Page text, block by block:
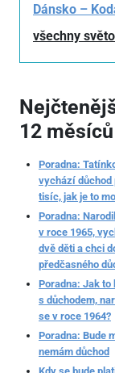
Dánsko –
všechny
12 měsíců
Poradna:
vychází důchod
tisíc, jak je to
Poradna:
v roce 1965,
dvě děti a chci
předčasného
Poradna: Jak to
s důchodem,
se v roce 1964?
Poradna: Bude
nemám důchod